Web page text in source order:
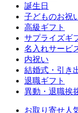
誕生日
子どものお祝
高級ギフト
サプライズギ
名入れサービ
内祝い
結婚式・引き
退職ギフト
異動・退職挨
お取り寄せ人